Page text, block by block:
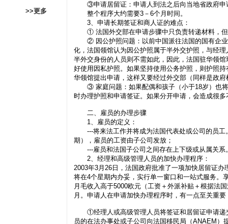
>>更多
③申请居留证：申请人到法之后向当地省政府申
整个程序大约需要3－6个月时间。
3、申请长期签证和商人证的难点：
① 法国外交部在申请步骤中只负责转递材料，但
② 因公护照问题：以前中国派往法国的国有企业
化，法国领馆认为因公护照属于半外交护照，与经
半外交身份的人员则不需如此，因此，法国驻华领
好使用因私护照。如果坚持使用公务护照，则护照
华领馆提出申请，这样又要经过外交部（同样是政
③ 家庭问题：如果配偶和孩子（小于18岁）也将
时办理护照和申请签证。如果分开申请，会造成很
二、雇员的办理步骤
1、雇员的定义：
---将来法工作并将成为法国代表处或公司的员工
期），雇员的工资由子公司发放；
---雇员和法国子公司之间存在上下级或从属关系
2、经理和高级管理人员的加快办理程序：
2003年3月26日，法国政府批准了一项加快居留证
将在4个星期内办妥，实行单一窗口和一站式服务。
月毛收入高于5000欧元（工资＋外派补贴＋根据法
月。申请人在申请加快办理程序时，有一点至关重
①经理人或高级管理人员将签证和居留证申请递
员的在法办事处或子公司向法国移民局（ANAEM）